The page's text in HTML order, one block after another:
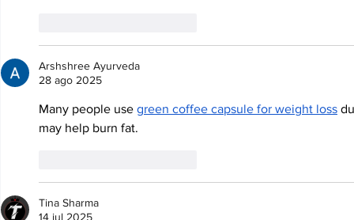
Arshshree Ayurveda
28 ago 2025
Many people use green coffee capsule for weight loss
may help burn fat.
Tina Sharma
14 jul 2025